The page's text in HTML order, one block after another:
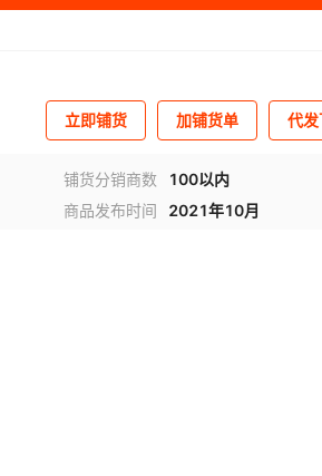
立即铺货 加铺货单 代
铺货分销商数
100以内
商品发布时间 2021年10月